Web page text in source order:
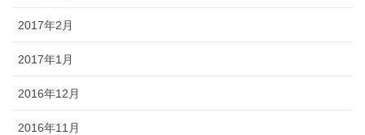
2017年2月
2017年1月
2016年12月
2016年11月